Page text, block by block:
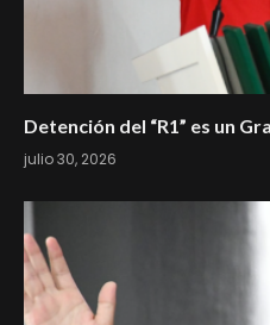
Detención del “R1” es un
julio 30, 2026